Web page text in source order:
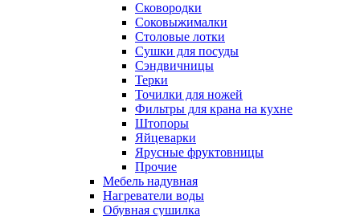
Сковородки
Соковыжималки
Столовые лотки
Сушки для посуды
Сэндвичницы
Терки
Точилки для ножей
Фильтры для крана на кухне
Штопоры
Яйцеварки
Ярусные фруктовницы
Прочие
Мебель надувная
Нагреватели воды
Обувная сушилка